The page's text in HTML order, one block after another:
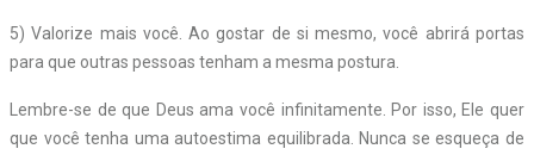
5) Valorize mais você. Ao gostar de si mesmo, você abrirá portas
para que outras pessoas tenham a mesma postura.
Lembre-se de que Deus ama você infinitamente. Por isso, Ele quer
que você tenha uma autoestima equilibrada. Nunca se esqueça de